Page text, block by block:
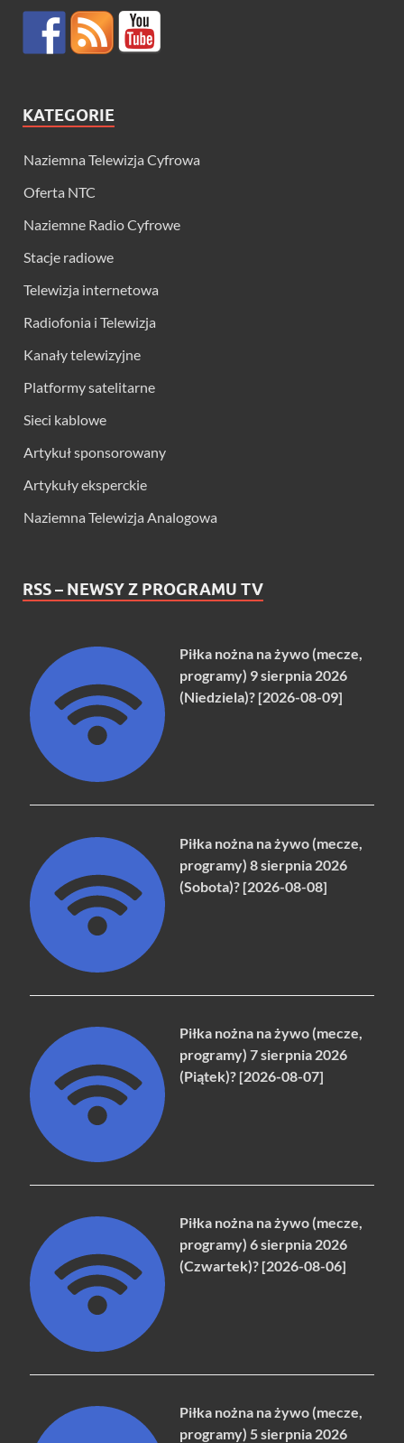
KATEGORIE
Naziemna Telewizja Cyfrowa
Oferta NTC
Naziemne Radio Cyfrowe
Stacje radiowe
Telewizja internetowa
Radiofonia i Telewizja
Kanały telewizyjne
Platformy satelitarne
Sieci kablowe
Artykuł sponsorowany
Artykuły eksperckie
Naziemna Telewizja Analogowa
RSS – NEWSY Z PROGRAMU TV
Piłka nożna na żywo (mecze,
programy) 9 sierpnia 2026
(Niedziela)? [2026-08-09]
Piłka nożna na żywo (mecze,
programy) 8 sierpnia 2026
(Sobota)? [2026-08-08]
Piłka nożna na żywo (mecze,
programy) 7 sierpnia 2026
(Piątek)? [2026-08-07]
Piłka nożna na żywo (mecze,
programy) 6 sierpnia 2026
(Czwartek)? [2026-08-06]
Piłka nożna na żywo (mecze,
programy) 5 sierpnia 2026